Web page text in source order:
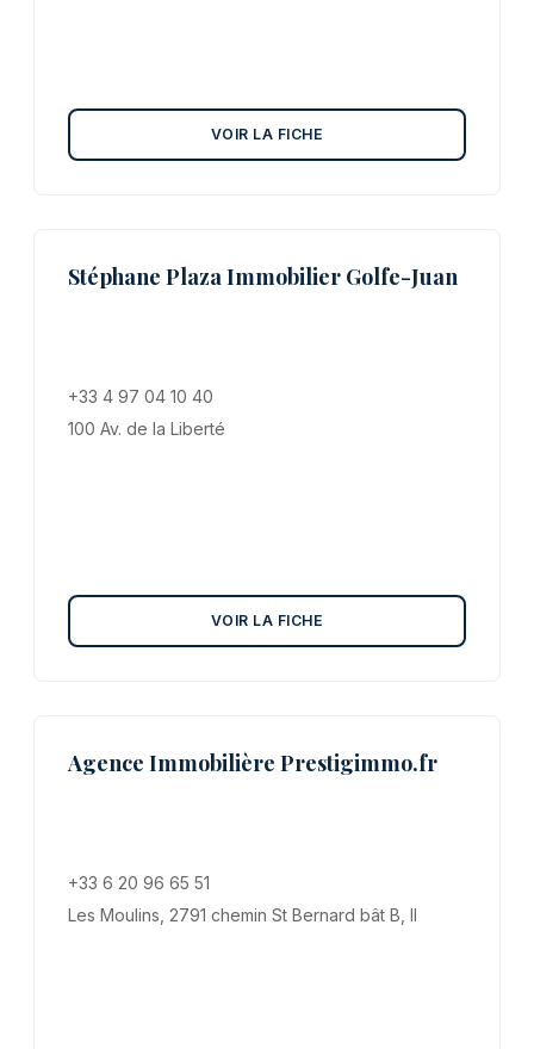
VOIR LA FICHE
Stéphane Plaza Immobilier Golfe-Juan
+33 4 97 04 10 40
100 Av. de la Liberté
VOIR LA FICHE
Agence Immobilière Prestigimmo.fr
+33 6 20 96 65 51
Les Moulins, 2791 chemin St Bernard bât B, II